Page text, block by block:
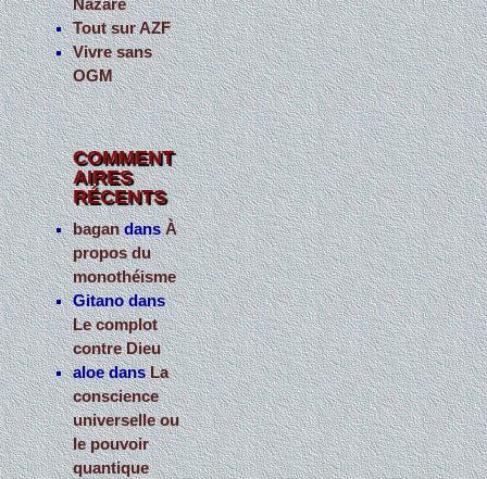
Nazare
Tout sur AZF
Vivre sans
OGM
COMMENT
AIRES
RÉCENTS
bagandansÀ
propos du
monothéisme
Gitanodans
Le complot
contre Dieu
aloedansLa
conscience
universelle ou
le pouvoir
quantique